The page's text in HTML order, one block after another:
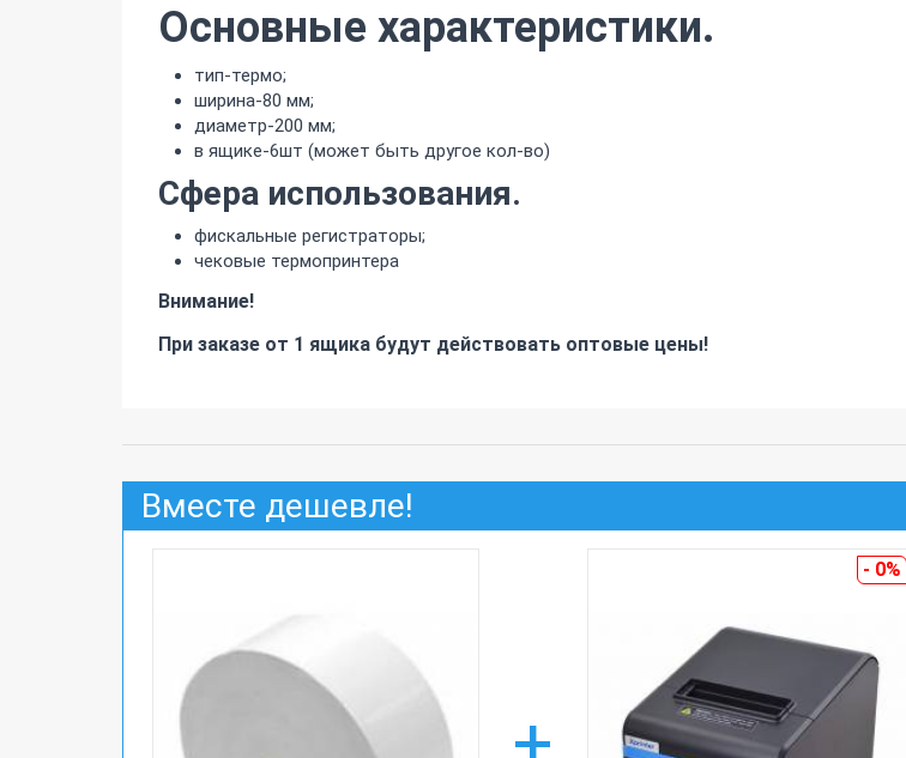
Основные характеристики.
тип-термо;
ширина-80 мм;
диаметр-200 мм;
в ящике-6шт (может быть другое кол-во)
Сфера использования.
фискальные регистраторы;
чековые термопринтера
Внимание!
При заказе от 1 ящика будут действовать оптовые цены!
Вместе дешевле!
- 0%